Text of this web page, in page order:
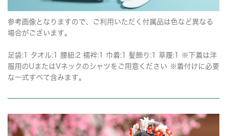
参考画像となりますので、ご利用いただく付属品は色など異なる
場合がございます。
足袋:1 タオル:1 腰紐:2 襦袢:1 巾着:1 髪飾り:1 草履:1 ※下着は洋
服用のUまたはVネックのシャツをご用意ください ※着付けに必要
な一式すべて含みます。